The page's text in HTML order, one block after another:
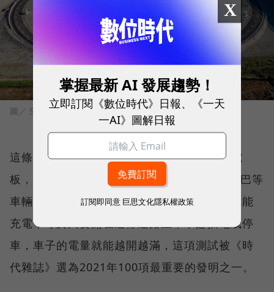
圖／ Stellantis
這條長約1.05公里的道路下方會鋪滿無線充電
板，並使用電動車Fiat 500、Iveco E-Way大巴等
車輛當作首批測試車輛，透過底盤的接收器就能
充電，等於只要開在這條道路上，不必插電或停
車，車子的電量就能越開越滿，這項測試被《時
代雜誌》選為2021年100項最重要的發明之一。
X
掌握最新 AI 發展趨勢！
立即訂閱《數位時代》日報、《一天
一AI》圖解日報
訂閱即同意 巨思文化隱私權政策